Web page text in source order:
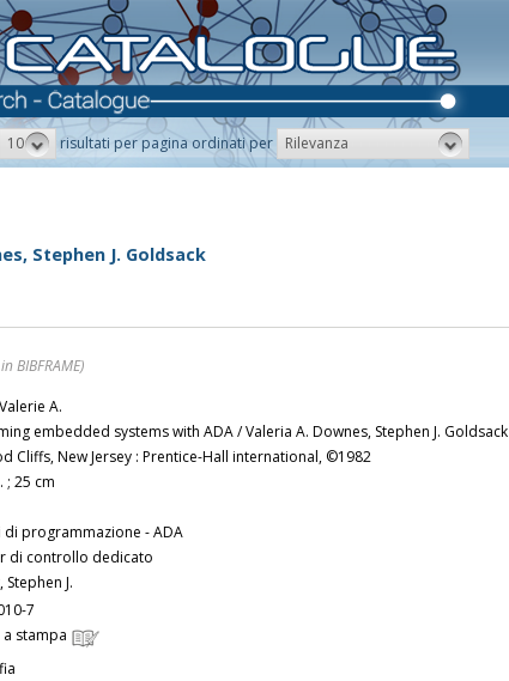
10 risultati per pagina ordinati per Rilevanza
Stephen J. Goldsack
BIBFRAME)
A.
embedded systems with ADA / Valeria A. Downes, Stephen J. Goldsack
Cliffs, New Jersey : Prentice-Hall international, ©1982
; 25 cm
di programmazione - ADA
di controllo dedicato
J.
7
stampa